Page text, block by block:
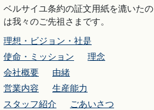
ベルサイユ条約の証文用紙を漉いたの
は我々のご先祖さまです。
理想・ビジョン・社是
使命・ミッション
理念
会社概要
由緒
営業内容
生産能力
スタッフ紹介
ごあいさつ